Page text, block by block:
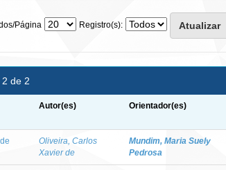
Página Registro(s):
de 2
Autor(es) Orientador(es)
Oliveira, Carlos
Xavier de
Mundim, Maria Suely
Pedrosa